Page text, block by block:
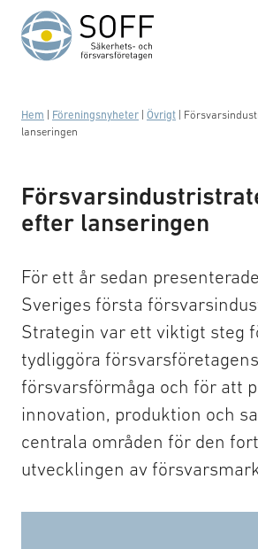
Hoppa till innehåll
Hem Föreningsnyheter Övrigt
lanseringen
efter lanseringen
För ett år sedan
Sveriges första
Strategin var ett viktigt steg
tydliggöra
försvarsförmåga och för att
innovation, produktion och
centrala områden för den
utvecklingen av